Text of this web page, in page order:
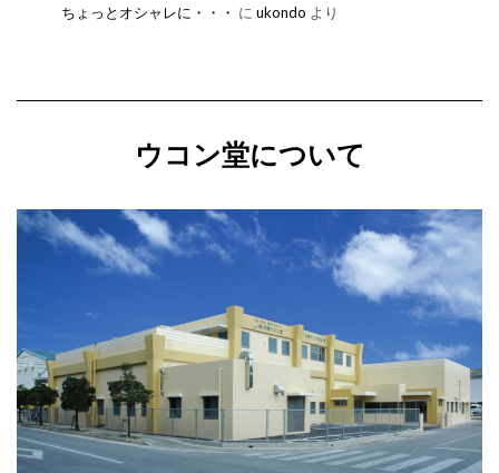
ちょっとオシャレに・・・ に ukondo より
ウコン堂について